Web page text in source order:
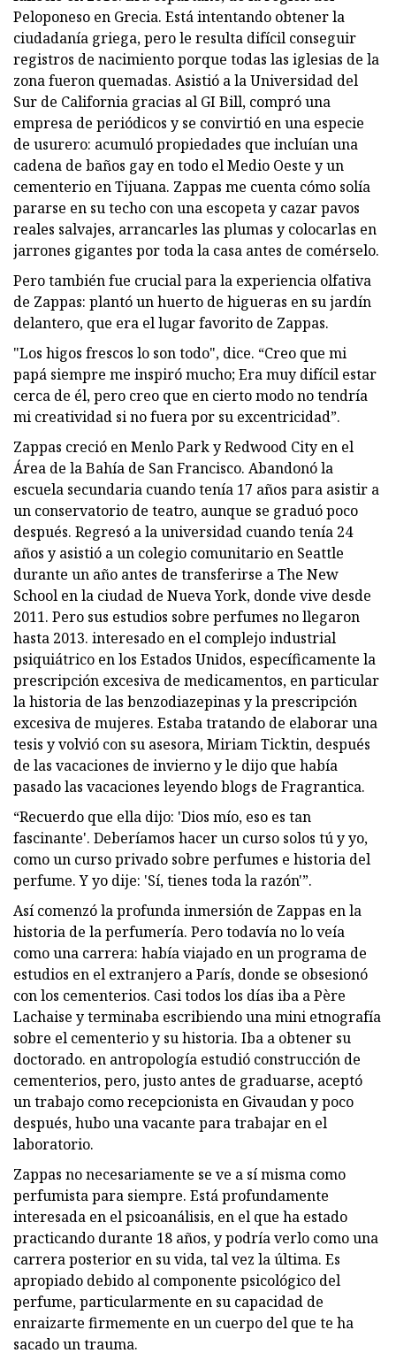
Peloponeso en Grecia. Está intentando obtener la
ciudadanía griega, pero le resulta difícil conseguir
registros de nacimiento porque todas las iglesias de la
zona fueron quemadas. Asistió a la Universidad del
Sur de California gracias al GI Bill, compró una
empresa de periódicos y se convirtió en una especie
de usurero: acumuló propiedades que incluían una
cadena de baños gay en todo el Medio Oeste y un
cementerio en Tijuana. Zappas me cuenta cómo solía
pararse en su techo con una escopeta y cazar pavos
reales salvajes, arrancarles las plumas y colocarlas en
jarrones gigantes por toda la casa antes de comérselo.
Pero también fue crucial para la experiencia olfativa
de Zappas: plantó un huerto de higueras en su jardín
delantero, que era el lugar favorito de Zappas.
"Los higos frescos lo son todo", dice. “Creo que mi
papá siempre me inspiró mucho; Era muy difícil estar
cerca de él, pero creo que en cierto modo no tendría
mi creatividad si no fuera por su excentricidad”.
Zappas creció en Menlo Park y Redwood City en el
Área de la Bahía de San Francisco. Abandonó la
escuela secundaria cuando tenía 17 años para asistir a
un conservatorio de teatro, aunque se graduó poco
después. Regresó a la universidad cuando tenía 24
años y asistió a un colegio comunitario en Seattle
durante un año antes de transferirse a The New
School en la ciudad de Nueva York, donde vive desde
2011. Pero sus estudios sobre perfumes no llegaron
hasta 2013. interesado en el complejo industrial
psiquiátrico en los Estados Unidos, específicamente la
prescripción excesiva de medicamentos, en particular
la historia de las benzodiazepinas y la prescripción
excesiva de mujeres. Estaba tratando de elaborar una
tesis y volvió con su asesora, Miriam Ticktin, después
de las vacaciones de invierno y le dijo que había
pasado las vacaciones leyendo blogs de Fragrantica.
“Recuerdo que ella dijo: 'Dios mío, eso es tan
fascinante'. Deberíamos hacer un curso solos tú y yo,
como un curso privado sobre perfumes e historia del
perfume. Y yo dije: 'Sí, tienes toda la razón'”.
Así comenzó la profunda inmersión de Zappas en la
historia de la perfumería. Pero todavía no lo veía
como una carrera: había viajado en un programa de
estudios en el extranjero a París, donde se obsesionó
con los cementerios. Casi todos los días iba a Père
Lachaise y terminaba escribiendo una mini etnografía
sobre el cementerio y su historia. Iba a obtener su
doctorado. en antropología estudió construcción de
cementerios, pero, justo antes de graduarse, aceptó
un trabajo como recepcionista en Givaudan y poco
después, hubo una vacante para trabajar en el
laboratorio.
Zappas no necesariamente se ve a sí misma como
perfumista para siempre. Está profundamente
interesada en el psicoanálisis, en el que ha estado
practicando durante 18 años, y podría verlo como una
carrera posterior en su vida, tal vez la última. Es
apropiado debido al componente psicológico del
perfume, particularmente en su capacidad de
enraizarte firmemente en un cuerpo del que te ha
sacado un trauma.